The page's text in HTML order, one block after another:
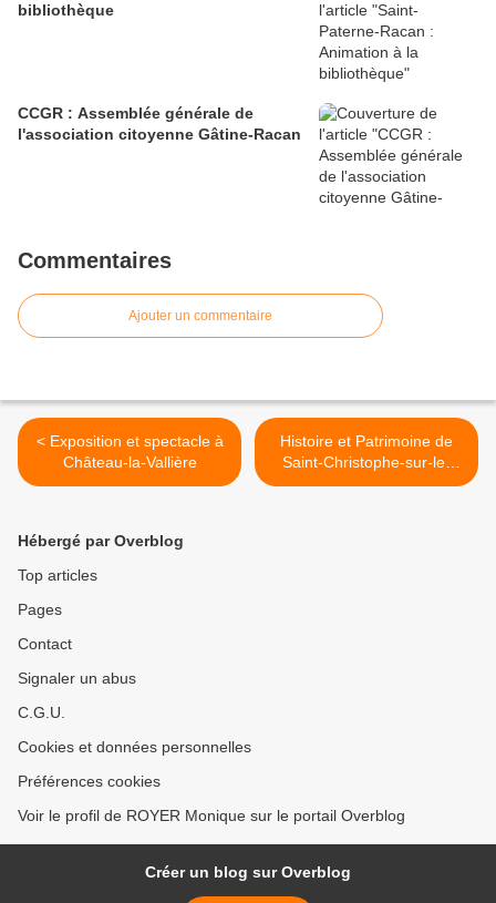
bibliothèque
CCGR : Assemblée générale de
l'association citoyenne Gâtine-Racan
Commentaires
Ajouter un commentaire
< Exposition et spectacle à
Château-la-Vallière
Histoire et Patrimoine de
Saint-Christophe-sur-le-
Nais >
Hébergé par Overblog
Top articles
Pages
Contact
Signaler un abus
C.G.U.
Cookies et données personnelles
Préférences cookies
Voir le profil de ROYER Monique sur le portail Overblog
Créer un blog sur Overblog